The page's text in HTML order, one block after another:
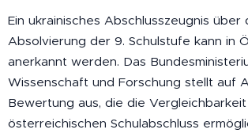
Ein ukrainisches Abschlusszeugnis über
Absolvierung der 9. Schulstufe kann in
anerkannt werden. Das
Wissenschaft und Forschung stellt auf
Bewertung aus, die die
österreichischen Schulabschluss